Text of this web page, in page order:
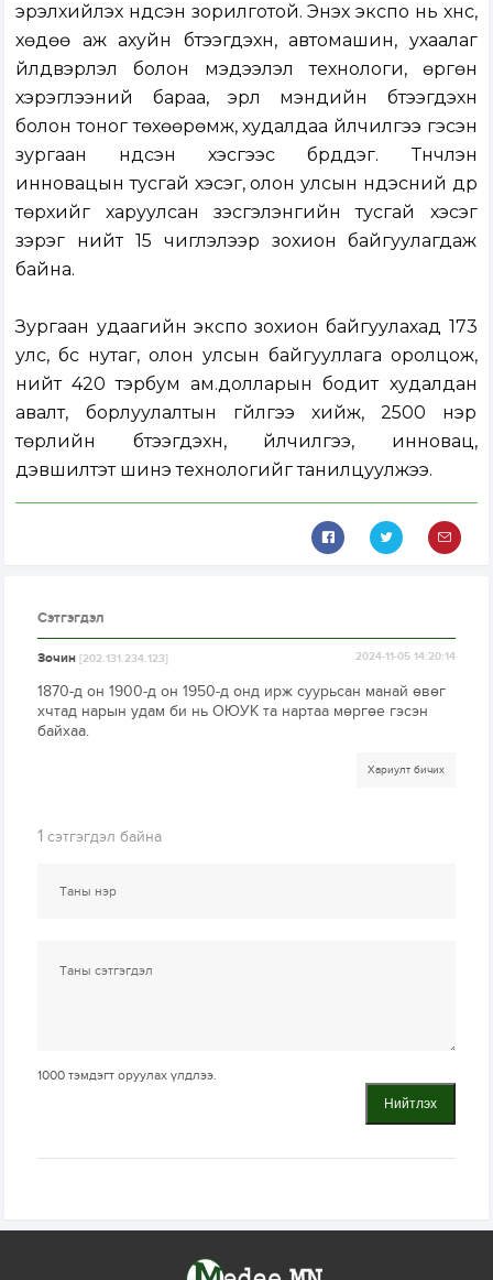
эрэлхийлэх үндсэн зорилготой. Энэхүү экспо нь хүнс,
хөдөө аж ахуйн бүтээгдэхүүн, автомашин, ухаалаг
үйлдвэрлэл болон мэдээлэл технологи, өргөн
хэрэглээний бараа, эрүүл мэндийн бүтээгдэхүүн
болон тоног төхөөрөмж, худалдаа үйлчилгээ гэсэн
зургаан үндсэн хэсгээс бүрддэг. Түүнчлэн
инновацын тусгай хэсэг, олон улсын үндэсний дүр
төрхийг харуулсан үзэсгэлэнгийн тусгай хэсэг
зэрэг нийт 15 чиглэлээр зохион байгуулагдаж
байна.
Зургаан удаагийн экспо зохион байгуулахад 173
улс, бүс нутаг, олон улсын байгууллага оролцож,
нийт 420 тэрбум ам.долларын бодит худалдан
авалт, борлуулалтын гүйлгээ хийж, 2500 нэр
төрлийн бүтээгдэхүүн, үйлчилгээ, инновац,
дэвшилтэт шинэ технологийг танилцуулжээ.
Сэтгэгдэл
Зочин[202.131.234.123] 2024-11-05 14:20:14
1870-д он 1900-д он 1950-д онд ирж суурьсан манай өвөг
хчтад нарын удам би нь ОЮУК та нартаа мөргөе гэсэн
байхаа.
Хариулт бичих
1 сэтгэгдэл байна
1000 тэмдэгт оруулах үлдлээ.
Нийтлэх